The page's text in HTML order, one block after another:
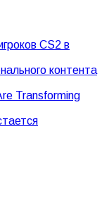
CS2 в
контента
Transforming